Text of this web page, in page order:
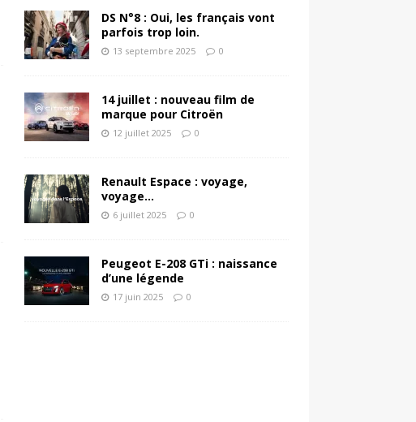
DS N°8 : Oui, les français vont
parfois trop loin.
13 septembre 2025 0
14 juillet : nouveau film de
marque pour Citroën
12 juillet 2025 0
Renault Espace : voyage,
voyage…
6 juillet 2025 0
Peugeot E-208 GTi : naissance
d’une légende
17 juin 2025 0